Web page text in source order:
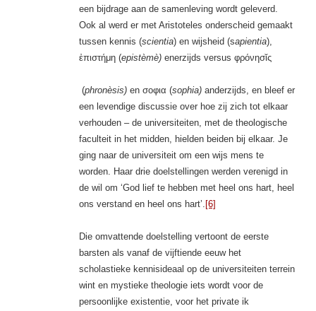
een bijdrage aan de samenleving wordt geleverd.
Ook al werd er met Aristoteles onderscheid gemaakt
tussen kennis (scientia) en wijsheid (sapientia),
ἐπιστήμη (epistèmè)enerzijds versus φρόνησῐς
(phronèsis) en σοφια (sophia)anderzijds, en bleef er
een levendige discussie over hoe zij zich tot elkaar
verhouden – de universiteiten, met de theologische
faculteit in het midden, hielden beiden bij elkaar. Je
ging naar de universiteit om een wijs mens te
worden. Haar drie doelstellingen werden verenigd in
de wil om ‘God lief te hebben met heel ons hart, heel
ons verstand en heel ons hart’. [6]
Die omvattende doelstelling vertoont de eerste
barsten als vanaf de vijftiende eeuw het
scholastieke kennisideaal op de universiteiten terrein
wint en mystieke theologie iets wordt voor de
persoonlijke existentie, voor het private ik